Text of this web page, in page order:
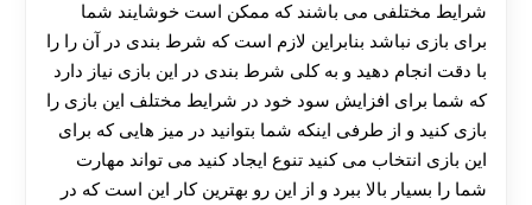
شرایط مختلفی می باشند که ممکن است خوشایند شما
برای بازی نباشد بنابراین لازم است که شرط بندی در آن را را
با دقت انجام دهید و به کلی شرط بندی در این بازی نیاز دارد
که شما برای افزایش سود خود در شرایط مختلف این بازی را
بازی کنید و از طرفی اینکه شما بتوانید در میز هایی که برای
این بازی انتخاب می کنید تنوع ایجاد کنید می تواند مهارت
شما را بسیار بالا ببرد و از این رو بهترین کار این است که در